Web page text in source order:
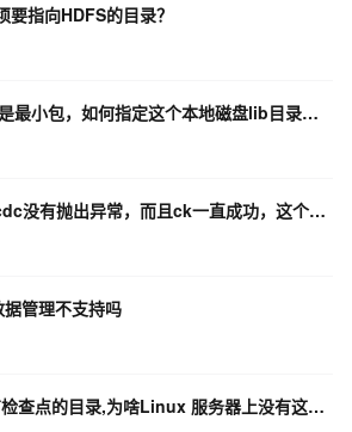
指向HDFS的目录？
Flink任务的jar包打的是最小包，如何指定这个本地磁盘lib目录，能有效加载这些依赖包呢？
在Flink CDC中flink-cdc没有抛出异常，而且ck一直成功，这个是正常现象吗？
管理不支持吗
在Flink CDC中这里有检查点的目录,为啥Linux 服务器上没有这个日志?